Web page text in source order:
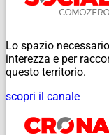
Lo spazio
interezza e per
questo territorio.
scopri il canale